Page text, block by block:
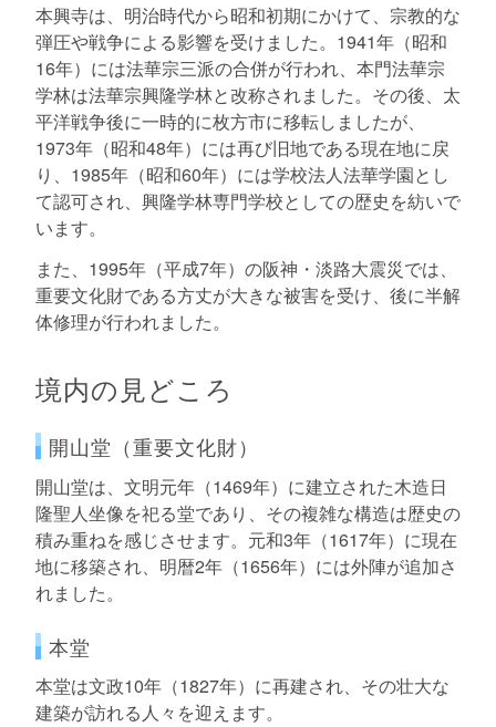
本興寺は、明治時代から昭和初期にかけて、宗教的な
弾圧や戦争による影響を受けました。1941年（昭和
16年）には法華宗三派の合併が行われ、本門法華宗
学林は法華宗興隆学林と改称されました。その後、太
平洋戦争後に一時的に枚方市に移転しましたが、
1973年（昭和48年）には再び旧地である現在地に戻
り、1985年（昭和60年）には学校法人法華学園とし
て認可され、興隆学林専門学校としての歴史を紡いで
います。
また、1995年（平成7年）の阪神・淡路大震災では、
重要文化財である方丈が大きな被害を受け、後に半解
体修理が行われました。
境内の見どころ
開山堂（重要文化財）
開山堂は、文明元年（1469年）に建立された木造日
隆聖人坐像を祀る堂であり、その複雑な構造は歴史の
積み重ねを感じさせます。元和3年（1617年）に現在
地に移築され、明暦2年（1656年）には外陣が追加さ
れました。
本堂
本堂は文政10年（1827年）に再建され、その壮大な
建築が訪れる人々を迎えます。